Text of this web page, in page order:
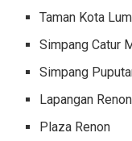
Taman Kota
Simpang Catur
Simpang
Lapangan
Plaza Renon